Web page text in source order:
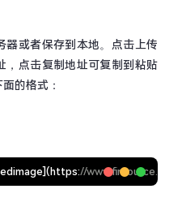
器或者保存到本地。点击上传
，点击复制地址可复制到粘贴
的格式：
]( https://www.firsource.cn/